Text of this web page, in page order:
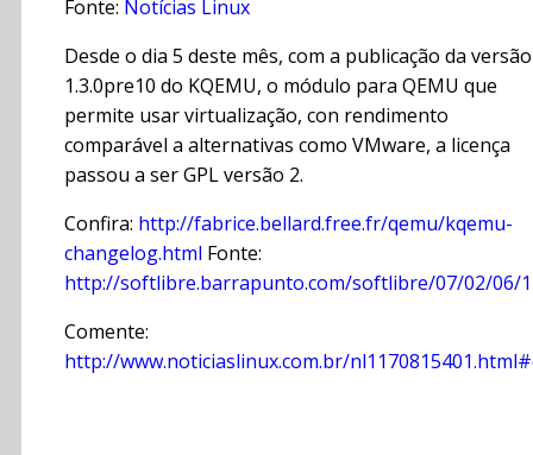
Fonte: Notícias Linux
Desde o dia 5 deste mês, com a publicação da versão
1.3.0pre10 do KQEMU, o módulo para QEMU que
permite usar virtualização, con rendimento
comparável a alternativas como VMware, a licença
passou a ser GPL versão 2.
Confira: http://fabrice.bellard.free.fr/qemu/kqemu-
changelog.html Fonte:
http://softlibre.barrapunto.com/softlibre/07/02/06/
Comente:
http://www.noticiaslinux.com.br/